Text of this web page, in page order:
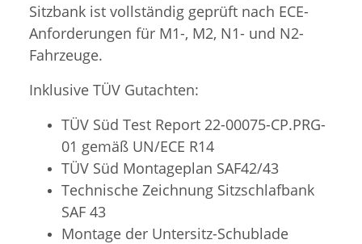
Sitzbank ist vollständig geprüft nach ECE-
Anforderungen für M1-, M2, N1- und N2-
Fahrzeuge.
Inklusive TÜV Gutachten:
TÜV Süd Test Report 22-00075-CP.PRG-
01 gemäß UN/ECE R14
TÜV Süd Montageplan SAF42/43
Technische Zeichnung Sitzschlafbank
SAF 43
Montage der Untersitz-Schublade